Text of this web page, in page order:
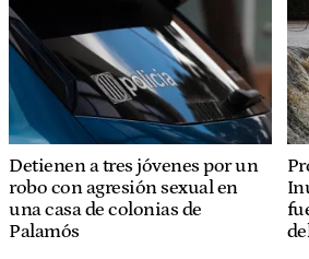
Detienen a tres jóvenes por un
robo con agresión sexual en
una casa de colonias de
Palamós